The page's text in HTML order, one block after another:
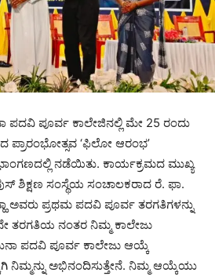
ಪದವಿ ಪೂರ್ವ ಕಾಲೇಜಿನಲ್ಲಿ ಮೇ 25 ರಂದು
ಪ್ರಾರಂಭೋತ್ಸವ ‘ಫಿಲೋ ಆರಂಭ’
ನಡೆಯಿತು. ಕಾರ್ಯಕ್ರಮದ ಮುಖ್ಯ
ಶಿಕ್ಷಣ ಸಂಸ್ಥೆಯ ಸಂಚಾಲಕರಾದ ರೆ. ಫಾ.
ಅವರು ಪ್ರಥಮ ಪದವಿ ಪೂರ್ವ ತರಗತಿಗಳನ್ನು
ತರಗತಿಯ ನಂತರ ನಿಮ್ಮ ಕಾಲೇಜು
ಪದವಿ ಪೂರ್ವ ಕಾಲೇಜು ಆಯ್ಕೆ
ನಿಮ್ಮನ್ನು ಅಭಿನಂದಿಸುತ್ತೇನೆ. ನಿಮ್ಮ ಆಯ್ಕೆಯು